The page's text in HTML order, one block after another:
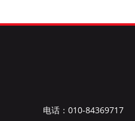
电话：010-84369717